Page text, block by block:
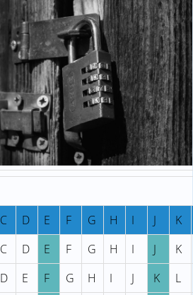
C D E F G H I J K
C D E F G H I J
K
D E F G H I J K
L